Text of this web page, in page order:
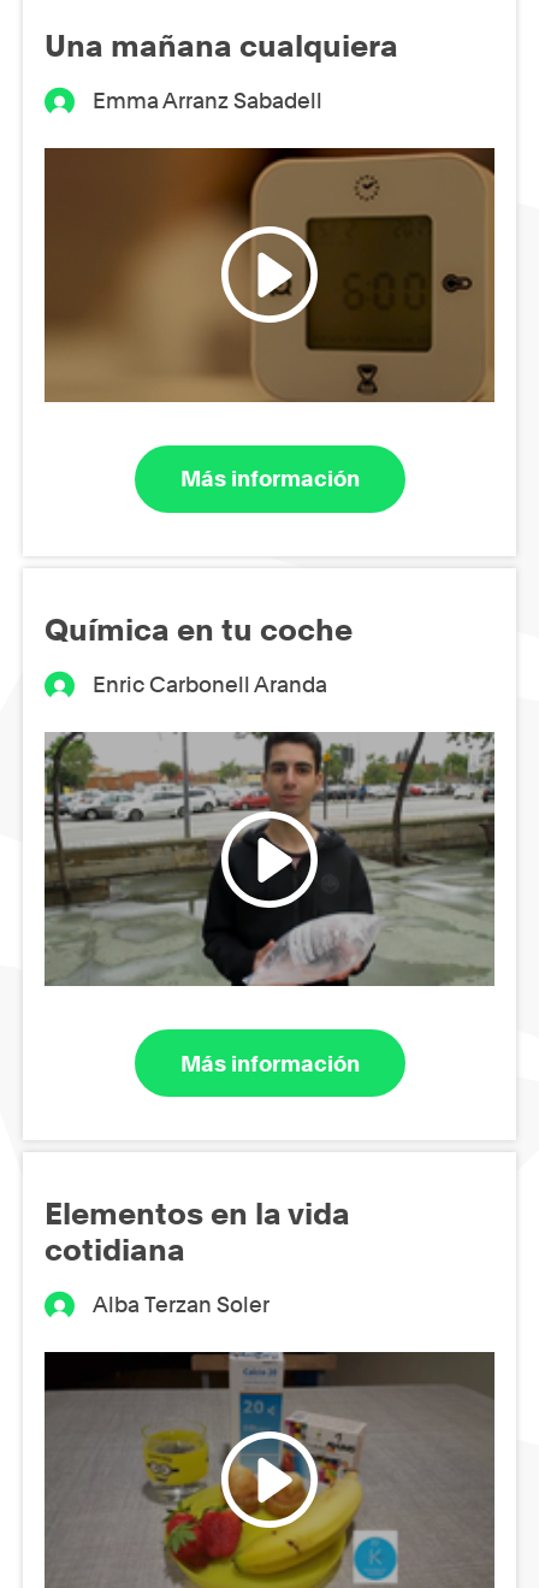
Una mañana cualquiera
Emma Arranz Sabadell
Más información
Química en tu coche
Enric Carbonell Aranda
Más información
Elementos en la vida
cotidiana
Alba Terzan Soler